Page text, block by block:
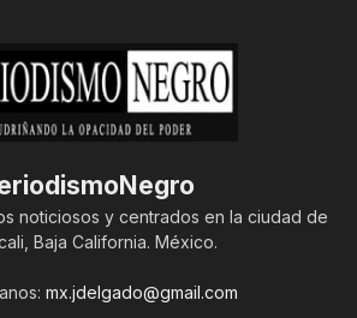
noticiosos y centrados en la ciudad de
Baja California. México.
mx.jdelgado@gmail.com